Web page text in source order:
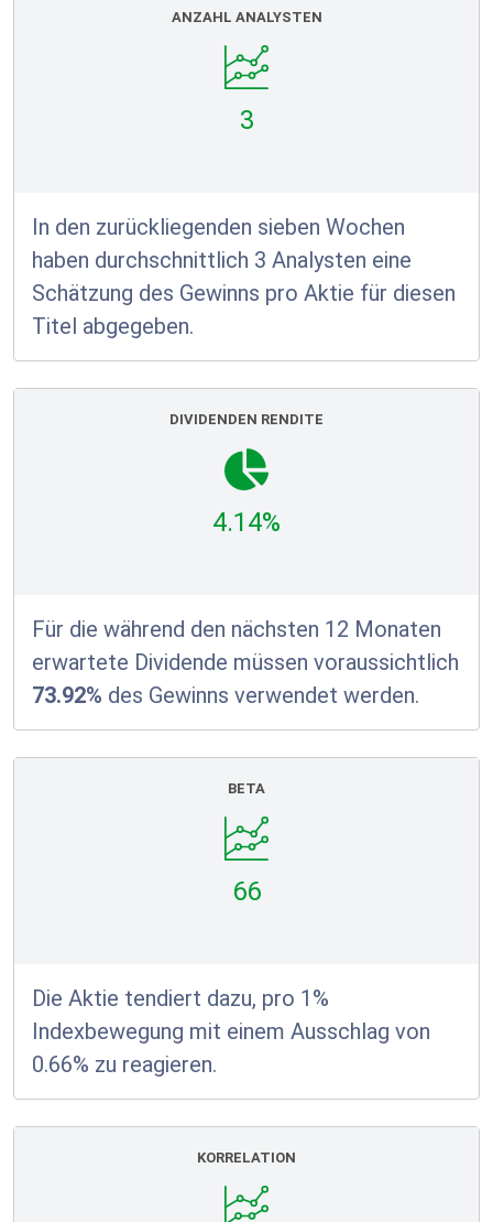
ANZAHL ANALYSTEN
3
In den zurückliegenden sieben Wochen
haben durchschnittlich 3 Analysten eine
Schätzung des Gewinns pro Aktie für diesen
Titel abgegeben.
DIVIDENDEN RENDITE
4.14%
Für die während den nächsten 12 Monaten
erwartete Dividende müssen voraussichtlich
73.92% des Gewinns verwendet werden.
BETA
66
Die Aktie tendiert dazu, pro 1%
Indexbewegung mit einem Ausschlag von
0.66% zu reagieren.
KORRELATION